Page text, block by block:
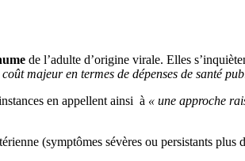
de l’adulte d’origine virale. Elles
majeur en termes de dépenses de santé
en appellent ainsi à « une approche
(symptômes sévères ou persistants plus